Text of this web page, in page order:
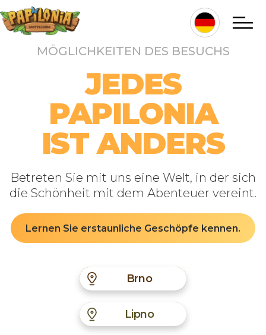
Direkt
zum
Inhalt
MÖGLICHKEITEN DES BESUCHS
JEDES
PAPILONIA
IST ANDERS
Betreten Sie mit uns eine Welt, in der sich
die Schönheit mit dem Abenteuer vereint.
Lernen Sie erstaunliche Geschöpfe kennen.
Objevte karibskou
džungli na dosah ruky.
Brno
Potkejte se s motýly
ve fantasy světě.
Lipno
Vstupte do Aztéckého
chrámu v Amazonii